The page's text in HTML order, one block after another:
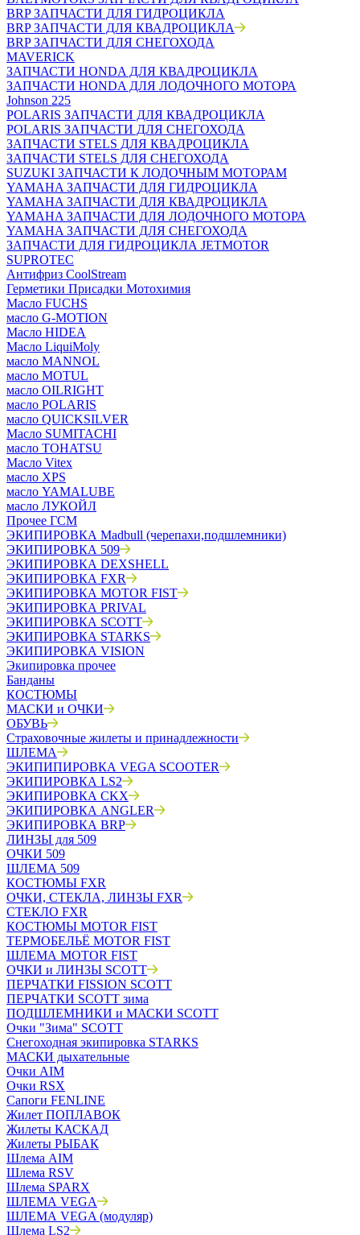
BRP ЗАПЧАСТИ ДЛЯ ГИДРОЦИКЛА
BRP ЗАПЧАСТИ ДЛЯ КВАДРОЦИКЛА
BRP ЗАПЧАСТИ ДЛЯ СНЕГОХОДА
MAVERICK
ЗАПЧАСТИ HONDA ДЛЯ КВАДРОЦИКЛА
ЗАПЧАСТИ HONDA ДЛЯ ЛОДОЧНОГО МОТОРА
Johnson 225
POLARIS ЗАПЧАСТИ ДЛЯ КВАДРОЦИКЛА
POLARIS ЗАПЧАСТИ ДЛЯ СНЕГОХОДА
ЗАПЧАСТИ STELS ДЛЯ КВАДРОЦИКЛА
ЗАПЧАСТИ STELS ДЛЯ СНЕГОХОДА
SUZUKI ЗАПЧАСТИ К ЛОДОЧНЫМ МОТОРАМ
YAMAHA ЗАПЧАСТИ ДЛЯ ГИДРОЦИКЛА
YAMAHA ЗАПЧАСТИ ДЛЯ КВАДРОЦИКЛА
YAMAHA ЗАПЧАСТИ ДЛЯ ЛОДОЧНОГО МОТОРА
YAMAHA ЗАПЧАСТИ ДЛЯ СНЕГОХОДА
ЗАПЧАСТИ ДЛЯ ГИДРОЦИКЛА JETMOTOR
SUPROTEC
Антифриз CoolStream
Герметики Присадки Мотохимия
Масло FUCHS
масло G-MOTION
Масло HIDEA
Масло LiquiMoly
масло MANNOL
масло MOTUL
масло OILRIGHT
масло POLARIS
масло QUICKSILVER
Масло SUMITACHI
масло TOHATSU
Масло Vitex
масло XPS
масло YAMALUBE
масло ЛУКОЙЛ
Прочее ГСМ
ЭКИПИРОВКА Madbull (черепахи,подшлемники)
ЭКИПИРОВКА 509
ЭКИПИРОВКА DEXSHELL
ЭКИПИРОВКА FXR
ЭКИПИРОВКА MOTOR FIST
ЭКИПИРОВКА PRIVAL
ЭКИПИРОВКА SCOTT
ЭКИПИРОВКА STARKS
ЭКИПИРОВКА VISION
Экипировка прочее
Банданы
КОСТЮМЫ
МАСКИ и ОЧКИ
ОБУВЬ
Страховочные жилеты и принадлежности
ШЛЕМА
ЭКИПИПИРОВКА VEGA SCOOTER
ЭКИПИРОВКА LS2
ЭКИПИРОВКА CKX
ЭКИПИРОВКА ANGLER
ЭКИПИРОВКА BRP
ЛИНЗЫ для 509
ОЧКИ 509
ШЛЕМА 509
КОСТЮМЫ FXR
ОЧКИ, СТЕКЛА, ЛИНЗЫ FXR
СТЕКЛО FXR
КОСТЮМЫ MOTOR FIST
ТЕРМОБЕЛЬЁ MOTOR FIST
ШЛЕМА MOTOR FIST
ОЧКИ и ЛИНЗЫ SCOTT
ПЕРЧАТКИ FISSION SCOTT
ПЕРЧАТКИ SCOTT зима
ПОДШЛЕМНИКИ и МАСКИ SCOTT
Очки "Зима" SCOTT
Снегоходная экипировка STARKS
МАСКИ дыхательные
Очки AIM
Очки RSX
Сапоги FENLINE
Жилет ПОПЛАВОК
Жилеты КАСКАД
Жилеты РЫБАК
Шлема AIM
Шлема RSV
Шлема SPARX
ШЛЕМА VEGA
ШЛЕМА VEGA (модуляр)
Шлема LS2